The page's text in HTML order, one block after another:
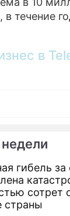
гибель за
сотрет
страны
в течение
в
для